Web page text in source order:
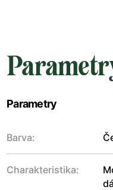
Parametry
Barva:
Charakteristika: